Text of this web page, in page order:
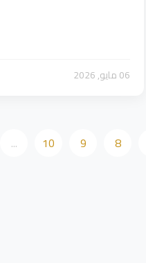
06 مايو, 2026
8
9
10
...